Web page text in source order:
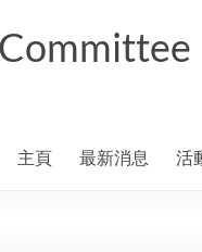
主頁 最新消息 活